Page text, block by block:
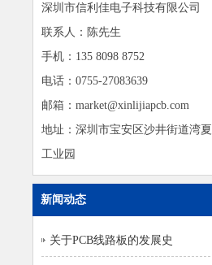
深圳市信利佳电子科技有限公司
联系人：陈先生
手机：135 8098 8752
电话：0755-27083639
邮箱：market@xinlijiapcb.com
地址：深圳市宝安区沙井街道湾夏
工业园
新闻动态
关于PCB线路板的发展史